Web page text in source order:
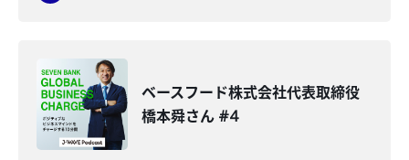
ベースフード株式会社代表取締役
橋本舜さん #4